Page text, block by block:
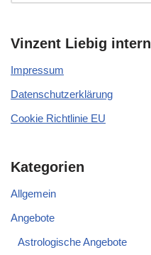
Vinzent Liebig intern
Impressum
Datenschutzerklärung
Cookie Richtlinie EU
Kategorien
Allgemein
Angebote
Astrologische Angebote